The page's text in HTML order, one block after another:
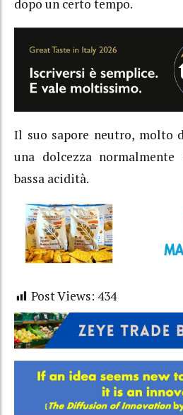
dopo un certo tempo.
Il suo sapore neutro, molto
una dolcezza
bassa acidità.
Post Views: 434